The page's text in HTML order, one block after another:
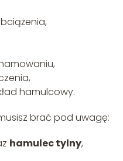
hamulcowy.
brać pod uwagę:
hamulec tylny,